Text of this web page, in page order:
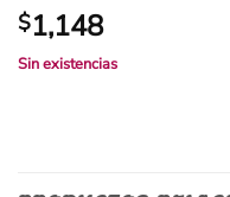
$1,148
Sin existencias